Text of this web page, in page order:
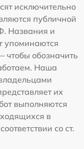
исключительно
публичной
Названия и
упоминаются
обозначить
Наша
их
выполняются
в
со ст.